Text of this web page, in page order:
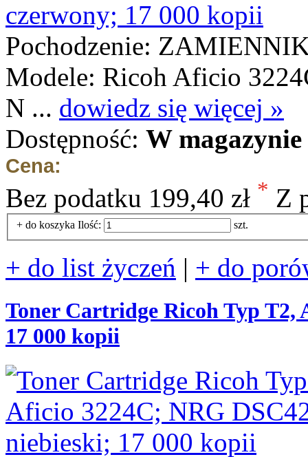
Pochodzenie:
Modele: Ricoh Aficio
N ... dowiedz się więcej »
Dostępność: W
Cena:
Bez podatku 199,40 zł * Z
+ do koszyka Ilość: szt.
+ do list życzeń | + do
Toner Cartridge Ricoh Typ T2,
17 000 kopii